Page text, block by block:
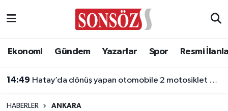
Ekonomi Gündem Yazarlar Spor Resmi
14:49 Hatay’da dönüş yapan otomobile 2 motosiklet çarptı: 2 yaralı
HABERLER ANKARA
Asayiş
Ankara Nöbetçi Eczaneler